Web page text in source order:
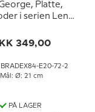
Platte,
i serien Lene
349,00
E20-72-2
Mål: Ø: 21 cm
PÅ LAGER